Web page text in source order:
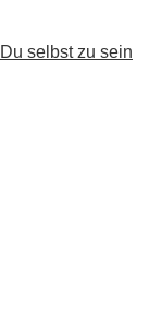
selbst zu sein